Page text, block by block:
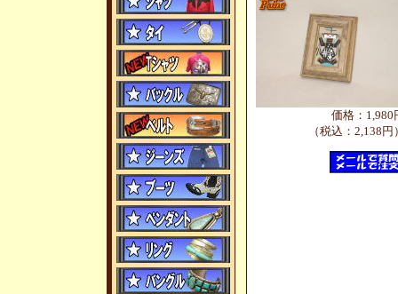
価格：1,980
（税込：2,138円